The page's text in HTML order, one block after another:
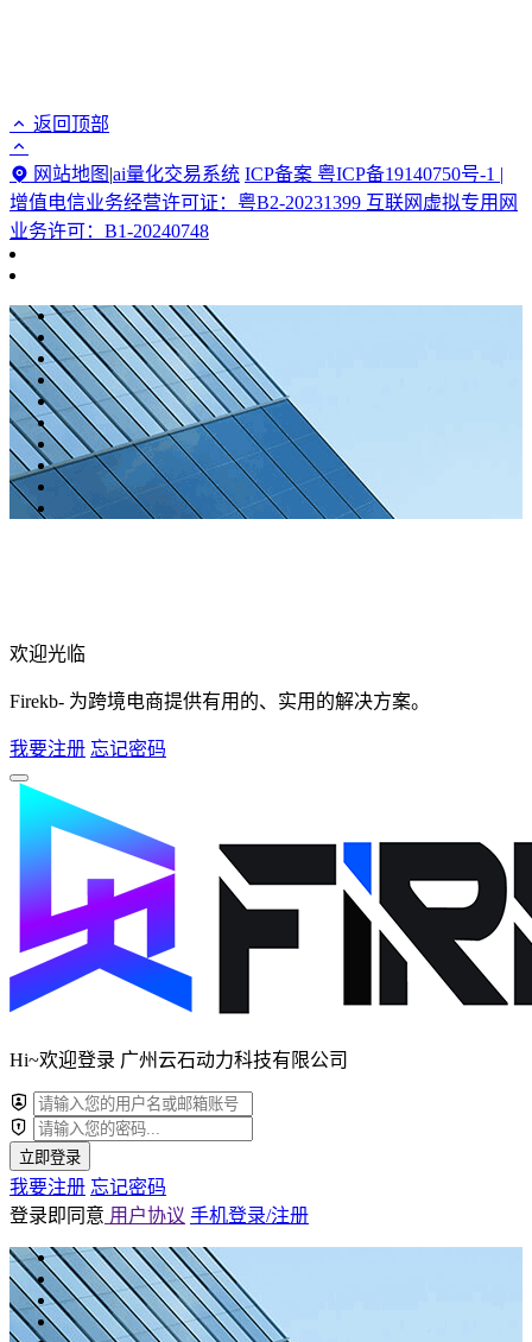
返回顶部
网站地图 |ai量化交易系统 ICP备案 粤ICP备19140750号-1 |
增值电信业务经营许可证：粤B2-20231399 互联网虚拟专用网
业务许可：B1-20240748
欢迎光临
Firekb- 为跨境电商提供有用的、实用的解决方案。
我要注册 忘记密码
Hi~欢迎登录 广州云石动力科技有限公司
立即登录
我要注册 忘记密码
登录即同意 用户协议 手机登录/注册